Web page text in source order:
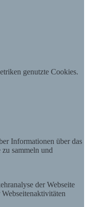
genutzte Cookies.
Informationen über das
sammeln und
der Webseite